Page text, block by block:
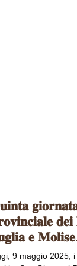
𝐞
9 maggio 2025,